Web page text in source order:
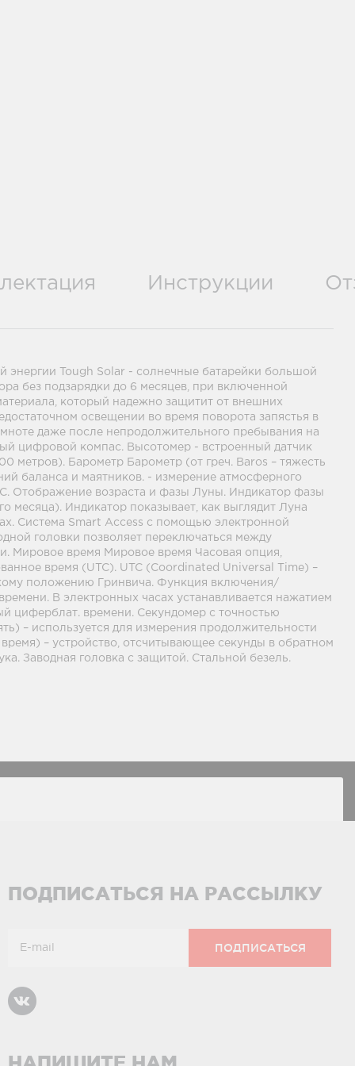
Инструкции
энергии Tough Solar - солнечные батарейки большой
без подзарядки до 6 месяцев, при включенной
который надежно защитит от внешних
освещении во время поворота запястья в
даже после непродолжительного пребывания на
цифровой компас. Высотомер - встроенный датчик
метров). Барометр Барометр (от греч. Baros – тяжесть
баланса и маятников. - измерение атмосферного
Отображение возраста и фазы Луны. Индикатор фазы
Индикатор показывает, как выглядит Луна
Система Smart Access с помощью электронной
головки позволяет переключаться между
Мировое время Мировое время Часовая опция,
время (UTC). UTC (Coordinated Universal Time) –
положению Гринвича. Функция включения/
В электронных часах устанавливается нажатием
циферблат. времени. Секундомер с точностью
– используется для измерения продолжительности
– устройство, отсчитывающее секунды в обратном
Заводная головка с защитой. Стальной безель.
ПОДПИСАТЬСЯ НА РАССЫЛКУ